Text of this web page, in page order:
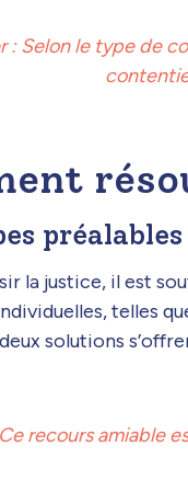
: Selon le type de
la justice, il est
telles
solutions
recours amiable